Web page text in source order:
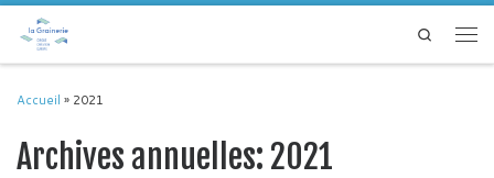
Passer au contenu
Search
Accueil » 2021
Archives annuelles: 2021